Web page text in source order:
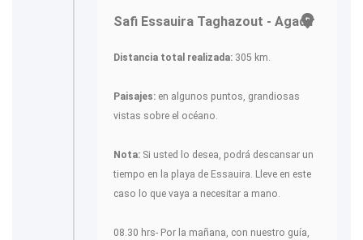
Safi Essauira Taghazout - Agadir
Distancia total realizada: 305 km.
Paisajes: en algunos puntos, grandiosas
vistas sobre el océano.
Nota: Si usted lo desea, podrá descansar un
tiempo en la playa de Essauira. Lleve en este
caso lo que vaya a necesitar a mano.
08.30 hrs- Por la mañana, con nuestro guía,